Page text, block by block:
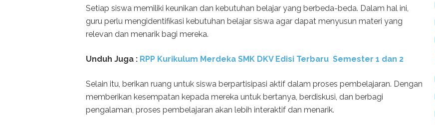
Setiap siswa memiliki keunikan dan kebutuhan belajar yang berbeda-beda. Dalam hal ini,
guru perlu mengidentifikasi kebutuhan belajar siswa agar dapat menyusun materi yang
relevan dan menarik bagi mereka.
Unduh Juga : RPP Kurikulum Merdeka SMK DKV Edisi Terbaru Semester 1 dan 2
Selain itu, berikan ruang untuk siswa berpartisipasi aktif dalam proses pembelajaran. Dengan
memberikan kesempatan kepada mereka untuk bertanya, berdiskusi, dan berbagi
pengalaman, proses pembelajaran akan lebih interaktif dan menarik.